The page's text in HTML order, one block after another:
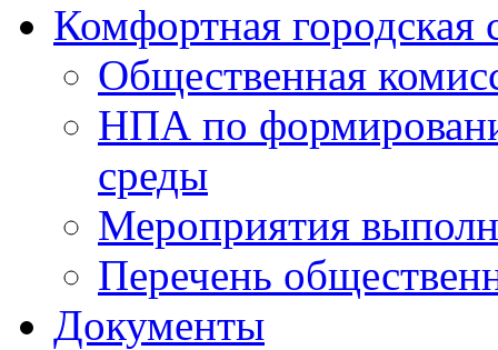
Комфортная городская
Общественная
НПА по
среды
Мероприятия
Перечень
Документы